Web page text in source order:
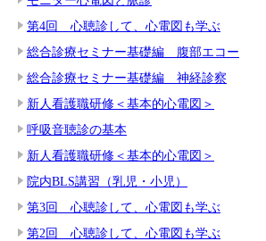
第4回 心聴診して、心電図も学ぶ
総合診療セミナー基礎編 腹部エコー
総合診療セミナー基礎編 神経診察
新人看護職研修＜基本的心電図＞
呼吸音聴診の基本
新人看護職研修＜基本的心電図＞
院内BLS講習（乳児・小児）
第3回 心聴診して、心電図も学ぶ
第2回 心聴診して、心電図も学ぶ